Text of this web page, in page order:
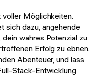
Möglichkeiten.
sich dazu, angehende
wahres Potenzial zu
Erfolg zu ebnen.
Abenteuer, und lass
Stack-Entwicklung